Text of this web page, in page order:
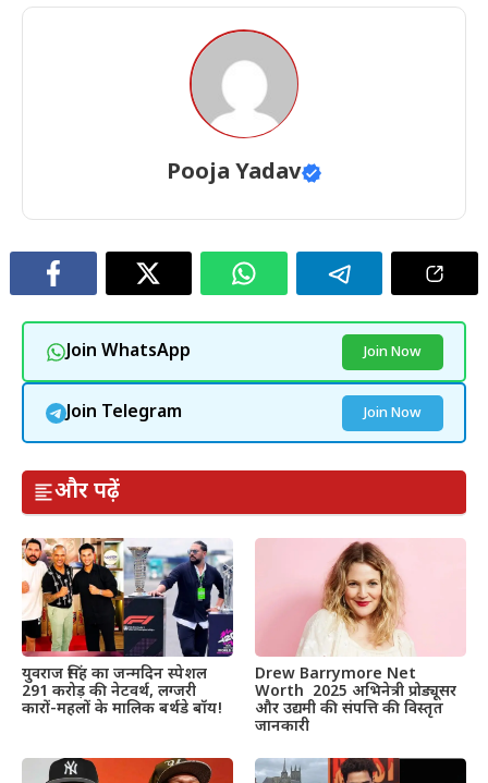
Pooja Yadav
Join WhatsApp Join Now
Join Telegram Join Now
और पढ़ें
युवराज सिंह का जन्मदिन स्पेशल
291 करोड़ की नेटवर्थ, लग्जरी
कारों-महलों के मालिक बर्थडे बॉय!
Drew Barrymore Net
Worth 2025 अभिनेत्री प्रोड्यूसर
और उद्यमी की संपत्ति की विस्तृत
जानकारी